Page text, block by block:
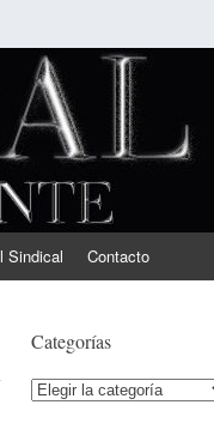
Sindical Contacto
Categorías
Categorías